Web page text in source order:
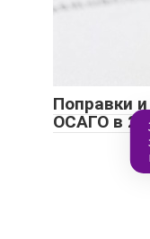
Поправки
ОСАГО в